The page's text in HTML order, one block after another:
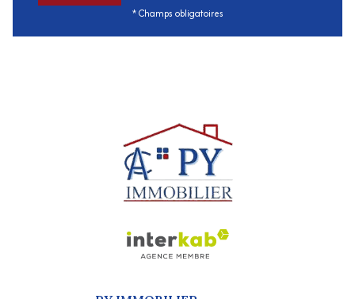
* Champs obligatoires